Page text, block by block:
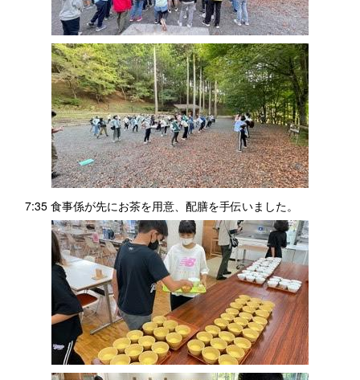
7:35 食事係が先にお茶を用意、配膳を手伝いました。